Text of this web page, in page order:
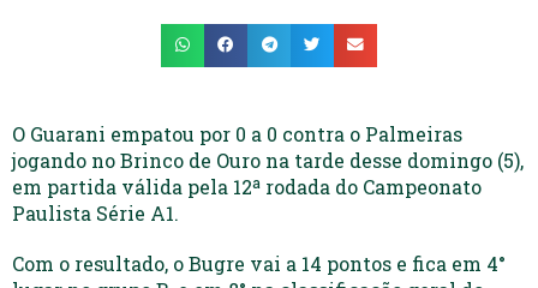
O Guarani empatou por 0 a 0 contra o Palmeiras
jogando no Brinco de Ouro na tarde desse domingo (5),
em partida válida pela 12ª rodada do Campeonato
Paulista Série A1.
Com o resultado, o Bugre vai a 14 pontos e fica em 4°